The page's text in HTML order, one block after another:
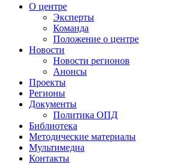
О центре
Эксперты
Команда
Положение о центре
Новости
Новости регионов
Анонсы
Проекты
Регионы
Документы
Политика ОПД
Библиотека
Методические материалы
Мультимедиа
Контакты